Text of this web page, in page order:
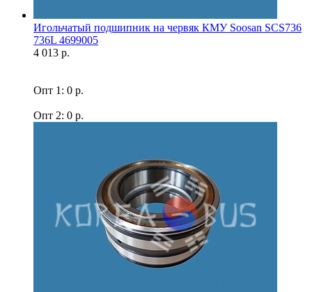
Игольчатый подшипник на червяк КМУ Soosan SCS736
736L 4699005
4 013 р.
Опт 1: 0 р.
Опт 2: 0 р.